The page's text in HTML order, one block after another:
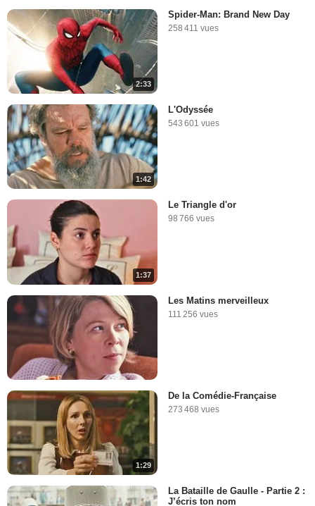
2:33
Spider-Man: Brand New Day
258 411 vues
1:42
L'Odyssée
543 601 vues
1:37
Le Triangle d'or
98 766 vues
Les Matins merveilleux
111 256 vues
1:29
De la Comédie-Française
273 468 vues
La Bataille de Gaulle - Partie 2 :
J’écris ton nom